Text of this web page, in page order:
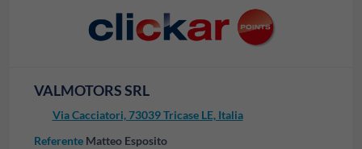
VALMOTORS SRL
Via Cacciatori, 73039 Tricase LE, Italia
Referente Matteo Esposito